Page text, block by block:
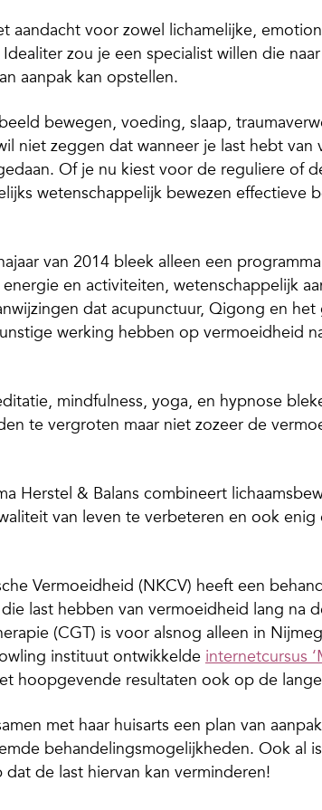
aandacht voor zowel lichamelijke,
zou je een specialist willen die
aanpak kan opstellen.
bewegen, voeding, slaap,
niet zeggen dat wanneer je last hebt van
Of je nu kiest voor de reguliere of
wetenschappelijk bewezen effectieve
van 2014 bleek alleen een
en activiteiten, wetenschappelijk
dat acupunctuur, Qigong en het
werking hebben op vermoeidheid
mindfulness, yoga, en hypnose
te vergroten maar niet zozeer de
Herstel & Balans combineert
van leven te verbeteren en ook enig
Vermoeidheid (NKCV) heeft een
last hebben van vermoeidheid lang na
(CGT) is voor alsnog alleen in
instituut ontwikkelde internetcursus
hoopgevende resultaten ook op de
met haar huisarts een plan van
behandelingsmogelijkheden. Ook al
de last hiervan kan verminderen!